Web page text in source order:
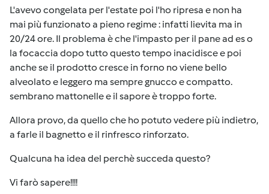
L'avevo congelata per l'estate poi l'ho ripresa e non ha
mai più funzionato a pieno regime : infatti lievita ma in
20/24 ore. Il problema è che l'impasto per il pane ad es o
la focaccia dopo tutto questo tempo inacidisce e poi
anche se il prodotto cresce in forno no viene bello
alveolato e leggero ma sempre gnucco e compatto.
sembrano mattonelle e il sapore è troppo forte.
Allora provo, da quello che ho potuto vedere più indietro,
a farle il bagnetto e il rinfresco rinforzato.
Qualcuna ha idea del perchè succeda questo?
Vi farò sapere!!!!